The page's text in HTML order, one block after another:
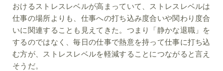
おけるストレスレベルが高まっていて、ストレスレベルは
仕事の場所よりも、仕事への打ち込み度合いや関わり度合
いに関連することも見えてきた。つまり「静かな退職」を
するのではなく、毎日の仕事で熱意を持って仕事に打ち込
む方が、ストレスレベルを軽減することにつながると言え
そうだ。